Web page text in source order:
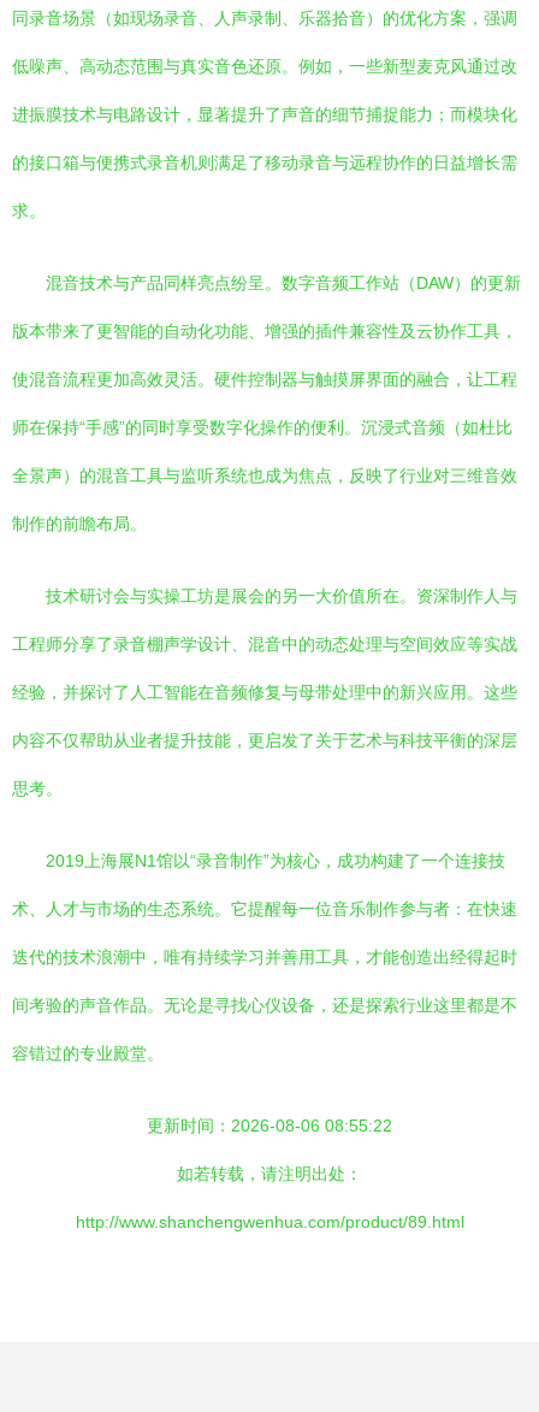
同录音场景（如现场录音、人声录制、乐器拾音）的优化方案，强调
低噪声、高动态范围与真实音色还原。例如，一些新型麦克风通过改
进振膜技术与电路设计，显著提升了声音的细节捕捉能力；而模块化
的接口箱与便携式录音机则满足了移动录音与远程协作的日益增长需
求。
混音技术与产品同样亮点纷呈。数字音频工作站（DAW）的更新
版本带来了更智能的自动化功能、增强的插件兼容性及云协作工具，
使混音流程更加高效灵活。硬件控制器与触摸屏界面的融合，让工程
师在保持“手感”的同时享受数字化操作的便利。沉浸式音频（如杜比
全景声）的混音工具与监听系统也成为焦点，反映了行业对三维音效
制作的前瞻布局。
技术研讨会与实操工坊是展会的另一大价值所在。资深制作人与
工程师分享了录音棚声学设计、混音中的动态处理与空间效应等实战
经验，并探讨了人工智能在音频修复与母带处理中的新兴应用。这些
内容不仅帮助从业者提升技能，更启发了关于艺术与科技平衡的深层
思考。
2019上海展N1馆以“录音制作”为核心，成功构建了一个连接技
术、人才与市场的生态系统。它提醒每一位音乐制作参与者：在快速
迭代的技术浪潮中，唯有持续学习并善用工具，才能创造出经得起时
间考验的声音作品。无论是寻找心仪设备，还是探索行业这里都是不
容错过的专业殿堂。
更新时间：2026-08-06 08:55:22
如若转载，请注明出处：
http://www.shanchengwenhua.com/product/89.html